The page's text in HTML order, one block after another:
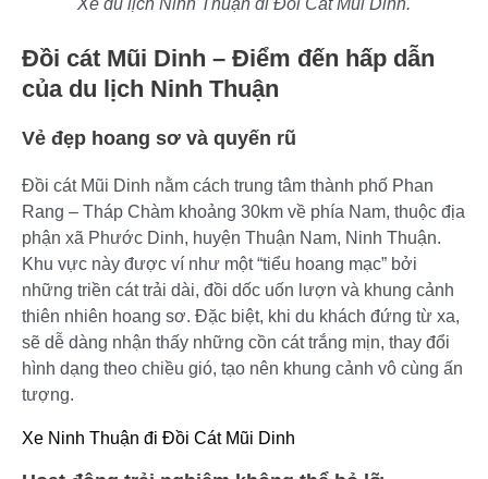
Đồi cát Mũi Dinh – Điểm đến hấp dẫn
của du lịch Ninh Thuận
Vẻ đẹp hoang sơ và quyến rũ
Đồi cát Mũi Dinh nằm cách trung tâm thành phố Phan
Rang – Tháp Chàm khoảng 30km về phía Nam, thuộc địa
phận xã Phước Dinh, huyện Thuận Nam, Ninh Thuận.
Khu vực này được ví như một “tiểu hoang mạc” bởi
những triền cát trải dài, đồi dốc uốn lượn và khung cảnh
thiên nhiên hoang sơ. Đặc biệt, khi du khách đứng từ xa,
sẽ dễ dàng nhận thấy những cồn cát trắng mịn, thay đổi
hình dạng theo chiều gió, tạo nên khung cảnh vô cùng ấn
tượng.
Xe Ninh Thuận đi Đồi Cát Mũi Dinh